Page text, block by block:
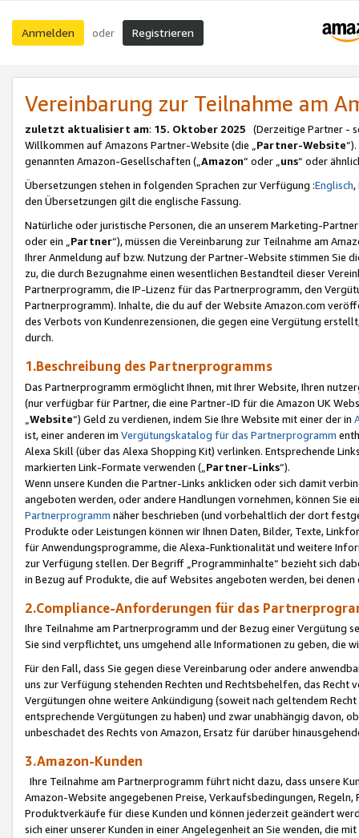
Anmelden oder Registrieren
Vereinbarung zur Teilnahme am
zuletzt aktualisiert am: 15. Oktober 2025 (Derzeitige Partner -
Willkommen auf Amazons Partner-Website (die „Partner-Website
genannten Amazon-Gesellschaften („Amazon“ oder „uns“ oder
Übersetzungen stehen in folgenden Sprachen zur Verfügung :Englisch,
den Übersetzungen gilt die englische Fassung.
Natürliche oder juristische Personen, die an unserem Marketing-
oder ein „Partner“), müssen die Vereinbarung zur Teilnahme am
Ihrer Anmeldung auf bzw. Nutzung der Partner-Website stimmen Sie
zu, die durch Bezugnahme einen wesentlichen Bestandteil dieser
Partnerprogramm, die IP-Lizenz für das Partnerprogramm, den
Partnerprogramm). Inhalte, die du auf der Website Amazon.com
des Verbots von Kundenrezensionen, die gegen eine Vergütung
durch.
1.Beschreibung des Partnerprogramms
Das Partnerprogramm ermöglicht Ihnen, mit Ihrer Website, Ihren
(nur verfügbar für Partner, die eine Partner-ID für die Amazon UK
Website“) Geld zu verdienen, indem Sie Ihre Website mit einer der in
ist, einer anderen im Vergütungskatalog für das Partnerprogramm
Alexa Skill (über das Alexa Shopping Kit) verlinken. Entsprechende
markierten Link-Formate verwenden („ Partner-Links“).
Wenn unsere Kunden die Partner-Links anklicken oder sich damit
angeboten werden, oder andere Handlungen vornehmen, können Sie
Partnerprogramm näher beschrieben (und vorbehaltlich der dort
Produkte oder Leistungen können wir Ihnen Daten, Bilder, Texte,
für Anwendungsprogramme, die Alexa-Funktionalität und weitere
zur Verfügung stellen. Der Begriff „Programminhalte“ bezieht sich
in Bezug auf Produkte, die auf Websites angeboten werden, bei
2.Compliance-Anforderungen für das
Ihre Teilnahme am Partnerprogramm und der Bezug einer Vergütung
Sie sind verpflichtet, uns umgehend alle Informationen zu geben, die
Für den Fall, dass Sie gegen diese Vereinbarung oder andere
uns zur Verfügung stehenden Rechten und Rechtsbehelfen, das
Vergütungen ohne weitere Ankündigung (soweit nach geltendem
entsprechende Vergütungen zu haben) und zwar unabhängig davon,
unbeschadet des Rechts von Amazon, Ersatz für darüber
3.Amazon-Kunden
Ihre Teilnahme am Partnerprogramm führt nicht dazu, dass unsere
Amazon-Website angegebenen Preise, Verkaufsbedingungen,
Produktverkäufe für diese Kunden und können jederzeit geändert
sich einer unserer Kunden in einer Angelegenheit an Sie wenden, die